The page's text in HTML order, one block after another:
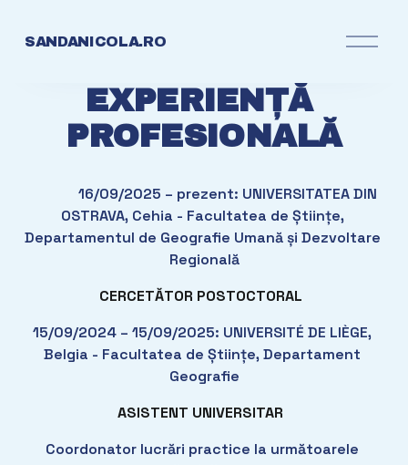
SANDANICOLA.RO
O
EXPERIENȚĂ
PROFESIONALĂ
OSTRAVA, Cehia - Facultatea de Științe,
Departamentul de Geografie Umană și Dezvoltare
Regională
CERCETĂTOR POSTOCTORAL
15/09/2024 – 15/09/2025: UNIVERSITÉ DE LIÈGE,
Belgia - Facultatea de Științe, Departament
Geografie
ASISTENT UNIVERSITAR
Coordonator lucrări practice la următoarele